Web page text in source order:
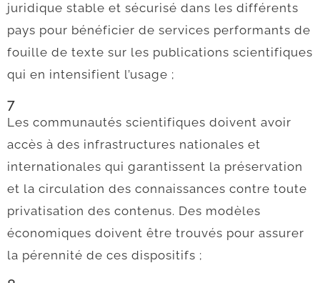
juridique stable et sécurisé dans les différents
pays pour bénéficier de services performants de
fouille de texte sur les publications scientifiques
qui en intensifient l’usage ;
7
Les communautés scientifiques doivent avoir
accès à des infrastructures nationales et
internationales qui garantissent la préservation
et la circulation des connaissances contre toute
privatisation des contenus. Des modèles
économiques doivent être trouvés pour assurer
la pérennité de ces dispositifs ;